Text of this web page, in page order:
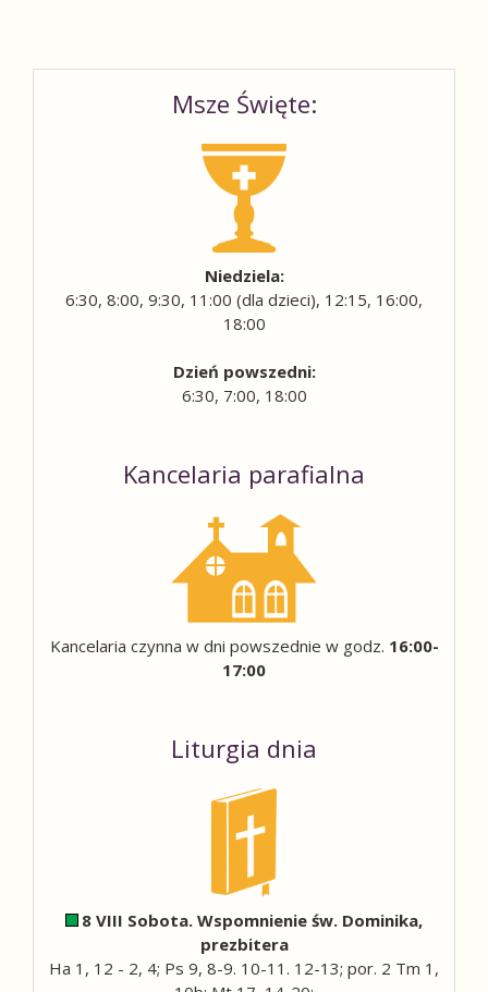
Msze Święte:
Niedziela:
6:30, 8:00, 9:30, 11:00 (dla dzieci), 12:15, 16:00,
18:00
Dzień powszedni:
6:30, 7:00, 18:00
Kancelaria parafialna
Kancelaria czynna w dni powszednie w godz. 16:00-
17:00
Liturgia dnia
8 VIII Sobota. Wspomnienie św. Dominika,
prezbitera
Ha 1, 12 - 2, 4; Ps 9, 8-9. 10-11. 12-13; por. 2 Tm 1,